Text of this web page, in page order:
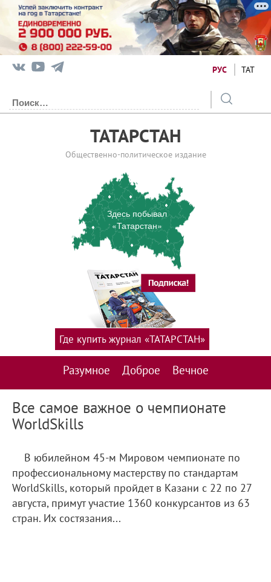
РУС ТАТ
ТАТАРСТАН
Общественно-политическое издание
Здесь побывал
«Татарстан»
Разумное Доброе Вечное
Где купить журнал «ТАТАРСТАН»
Все самое важное о чемпионате
WorldSkills
В юбилейном 45-м Мировом чемпионате по
профессиональному мастерству по стандартам
WorldSkills, который пройдет в Казани с 22 по 27
августа, примут участие 1360 конкурсантов из 63
стран. Их состязания...